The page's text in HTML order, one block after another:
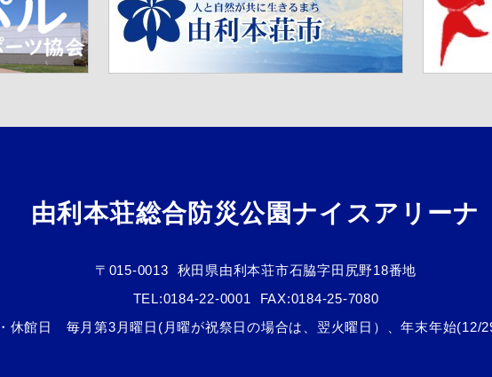
由利本荘総合防災公園ナイスアリーナ
〒015-0013
秋田県由利本荘市石脇字田尻野18番地
TEL:0184-22-0001
FAX:0184-25-7080
館日 毎月第3月曜日(月曜が祝祭日の場合は、翌火曜日）、年末年始(12/